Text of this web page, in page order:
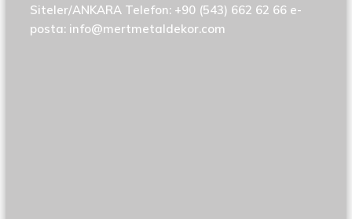
Siteler/ANKARA Telefon: +90 (543) 662 62 66 e-
posta: info@mertmetaldekor.com